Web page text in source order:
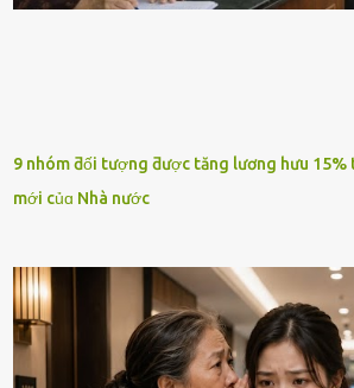
9 nhóm ƌối tượng ƌược tăng lương hưu 15%
mới củɑ Nhà nước